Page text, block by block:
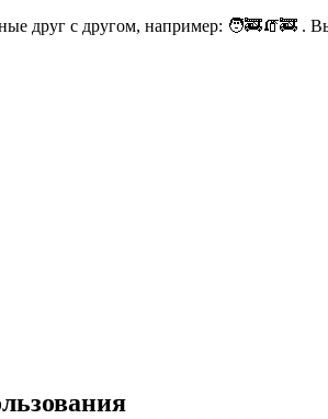
друг с другом, например: 🧑‍🚒🧯🚒 .